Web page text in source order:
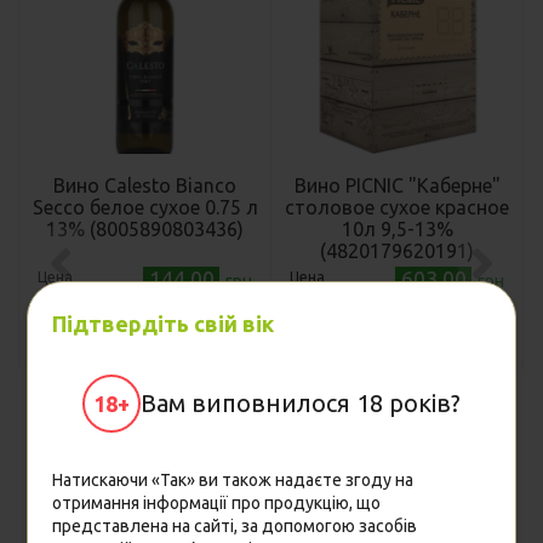
Підтвердіть свій вік
18+ Вам виповнилося 18 років?
Натискаючи «Так» ви також надаєте згоду на
отримання інформації про продукцію, що
представлена на сайті, за допомогою засобів
Вино Calesto Bianco
Secco белое сухое 0.75 л
13% (8005890803436)
Цена 144.00 грн
Купить
Вино PICNIC "Каберне"
столовое сухое красное
10л 9,5-13%
(4820179620191)
Цена 603.00 грн